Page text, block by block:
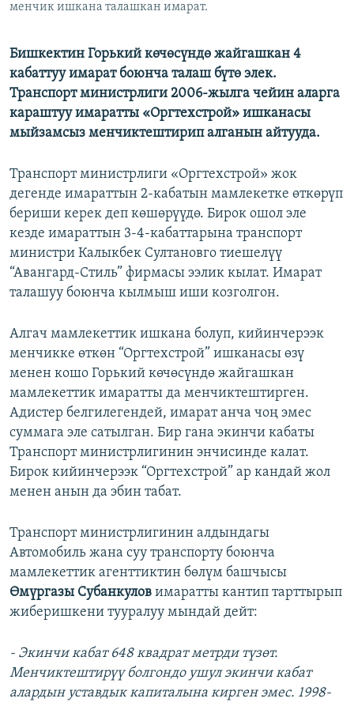
менчик ишкана талашкан имарат.
Бишкектин Горький көчөсүндө жайгашкан 4
кабаттуу имарат боюнча талаш бүтө элек.
Транспорт министрлиги 2006-жылга чейин аларга
караштуу имаратты «Оргтехстрой» ишканасы
мыйзамсыз менчиктештирип алганын айтууда.
Транспорт министрлиги «Оргтехстрой» жок
дегенде имараттын 2-кабатын мамлекетке өткөрүп
бериши керек деп көшөрүүдө. Бирок ошол эле
кезде имараттын 3-4-кабаттарына транспорт
министри Калыкбек Султановго тиешелүү
“Авангард-Стиль” фирмасы ээлик кылат. Имарат
талашуу боюнча кылмыш иши козголгон.
Алгач мамлекеттик ишкана болуп, кийинчерээк
менчикке өткөн “Оргтехстрой” ишканасы өзү
менен кошо Горький көчөсүндө жайгашкан
мамлекеттик имаратты да менчиктештирген.
Адистер белгилегендей, имарат анча чоң эмес
суммага эле сатылган. Бир гана экинчи кабаты
Транспорт министрлигинин энчисинде калат.
Бирок кийинчерээк “Оргтехстрой” ар кандай жол
менен анын да эбин табат.
Транспорт министрлигинин алдындагы
Автомобиль жана суу транспорту боюнча
мамлекеттик агенттиктин бөлүм башчысы
Өмүргазы Субанкулов имаратты кантип тарттырып
жиберишкени тууралуу мындай дейт:
- Экинчи кабат 648 квадрат метрди түзөт.
Менчиктештирүү болгондо ушул экинчи кабат
алардын уставдык капиталына кирген эмес. 1998-